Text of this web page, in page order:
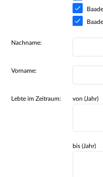
Nachname:
Vorname:
Lebte im Zeitraum: von (Jahr)
bis (Jahr)